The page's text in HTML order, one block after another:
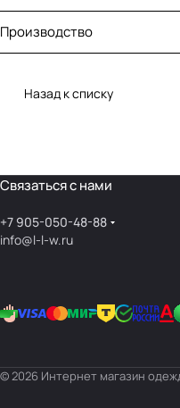
Производство
Назад к списку
Связаться с нами
+7 905-050-48-88
info@l-l-w.ru
© 2026 Интернет магазин